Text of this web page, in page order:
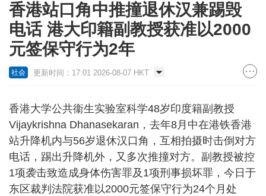
香港站口角中推撞退休汉兼踢毁
电话 港大印籍副教授获准以2000
元签保守行为2年
社会 更新时间：17:01 2026-08-07 HKT
香港大学公共衞生实验室科学48岁印度籍副教授
Vijaykrishna Dhanasekaran，去年8月中在港铁香港
站升降机内与56岁退休汉口角，互相拍摄时击倒对方
电话，踢出升降机外，又多次推撞对方。副教授被控
1项袭击致造成身体伤害罪及1项刑事损坏罪，今日于
东区裁判法院获准以2000元签保守行为24个月处